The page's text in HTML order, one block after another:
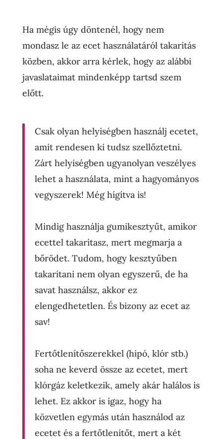
Ha mégis úgy döntenél, hogy nem
mondasz le az ecet használatáról takarítás
közben, akkor arra kérlek, hogy az alábbi
javaslataimat mindenképp tartsd szem
előtt.
Csak olyan helyiségben használj ecetet,
amit rendesen ki tudsz szellőztetni.
Zárt helyiségben ugyanolyan veszélyes
lehet a használata, mint a hagyományos
vegyszerek! Még hígítva is!
Mindig használja gumikesztyűt, amikor
ecettel takarítasz, mert megmarja a
bőrödet. Tudom, hogy kesztyűben
takarítani nem olyan egyszerű, de ha
savat használsz, akkor ez
elengedhetetlen. És bizony az ecet az
sav!
Fertőtlenítőszerekkel (hipó, klór stb.)
soha ne keverd össze az ecetet, mert
klórgáz keletkezik, amely akár halálos is
lehet. Ez akkor is igaz, hogy ha
közvetlen egymás után használod az
ecetet és a fertőtlenítőt, mert a két